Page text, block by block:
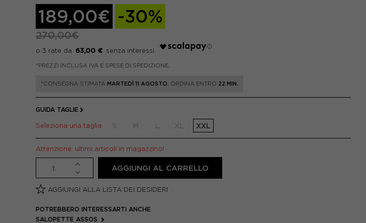
189,00€ -30%
270,00€
63,00 €
*PREZZI INCLUSA IVA E SPESE DI SPEDIZIONE.
*CONSEGNA STIMATA MARTEDÌ 11 AGOSTO. ORDINA ENTRO 22 MIN.
GUIDA TAGLIE
Seleziona una taglia XXL
Attenzione: ultimi articoli in magazzino!
AGGIUNGI AL CARRELLO
AGGIUNGI ALLA LISTA DEI DESIDERI
POTREBBERO INTERESSARTI ANCHE
SALOPETTE ASSOS